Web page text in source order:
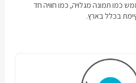
כמו תמונה מגלויה, כמו חוויה חד
בכלל בארץ.